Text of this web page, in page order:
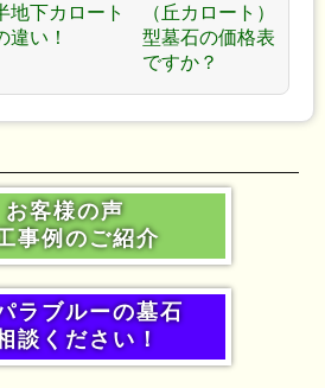
地下カロート
違い！
（丘カロート）
型墓石の価格表
ですか？
お客様の声
事例のご紹介
ラブルーの墓石
談ください！